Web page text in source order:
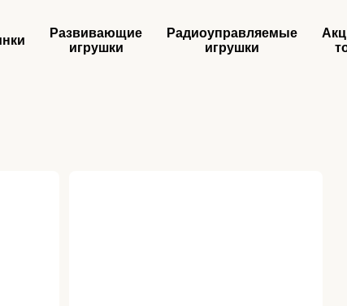
Развивающие
игрушки
Радиоуправляемые
игрушки